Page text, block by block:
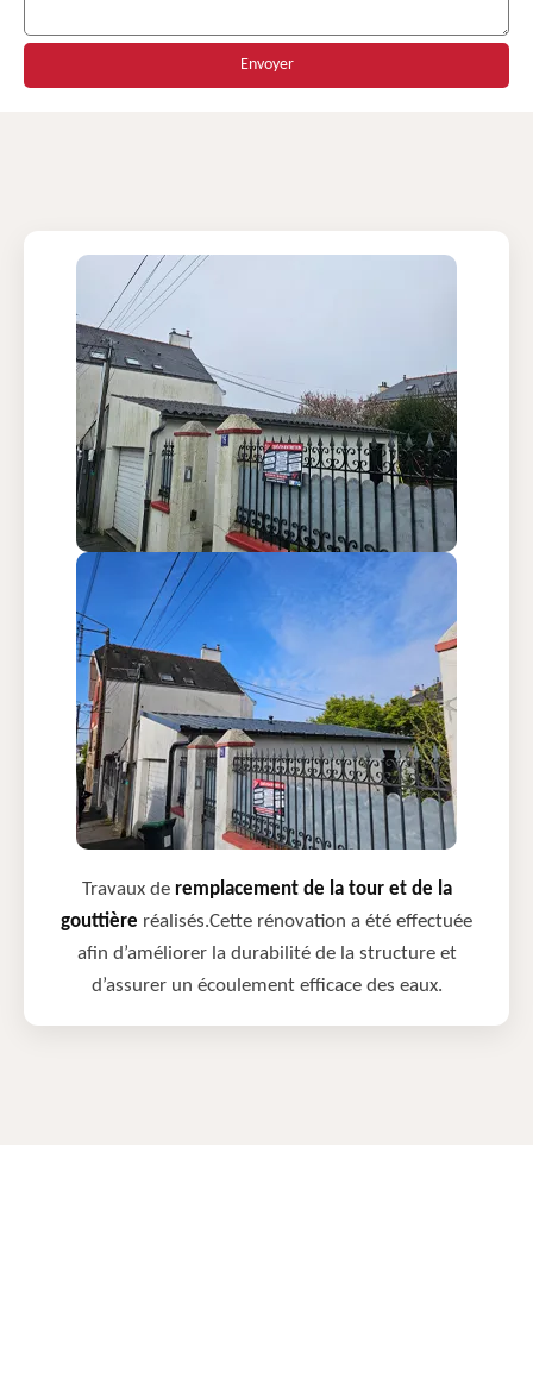
Travaux de remplacement de la tour et de la
gouttière réalisés.Cette rénovation a été effectuée
afin d’améliorer la durabilité de la structure et
d’assurer un écoulement efficace des eaux.